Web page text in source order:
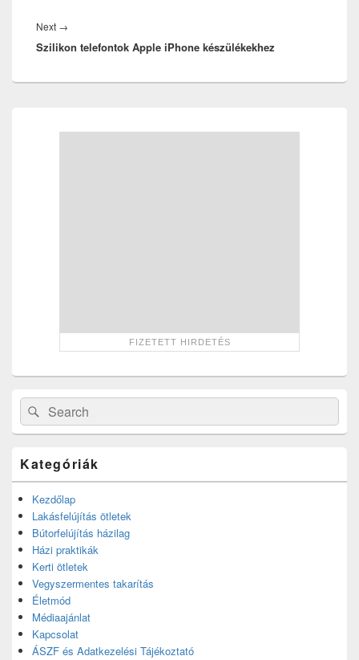
Next →
post:
Szilikon telefontok Apple iPhone készülékekhez
Search
for:
Search
Kategóriák
Kezdőlap
Lakásfelújítás ötletek
Bútorfelújítás házilag
Házi praktikák
Kerti ötletek
Vegyszermentes takarítás
Életmód
Médiaajánlat
Kapcsolat
ÁSZF és Adatkezelési Tájékoztató